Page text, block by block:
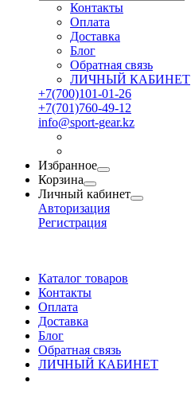
Контакты
Оплата
Доставка
Блог
Обратная связь
ЛИЧНЫЙ КАБИНЕТ
+7(700)101-01-26
+7(701)760-49-12
info@sport-gear.kz
Избранное
Корзина
Личный кабинет
Авторизация
Регистрация
Каталог товаров
Контакты
Оплата
Доставка
Блог
Обратная связь
ЛИЧНЫЙ КАБИНЕТ